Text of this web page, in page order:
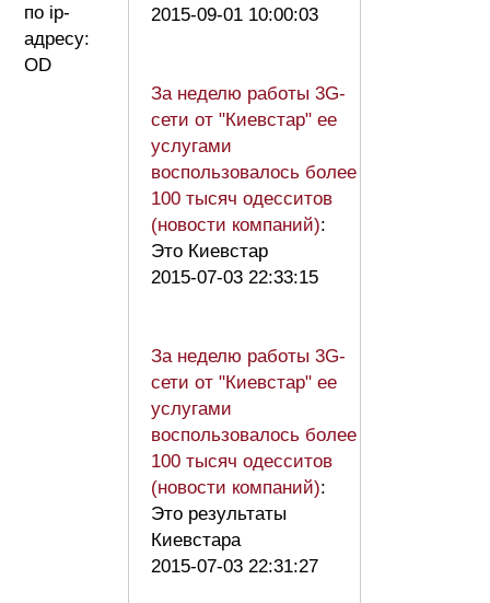
по ip-
адресу:
OD
2015-09-01 10:00:03
За неделю работы 3G-
сети от "Киевстар" ее
услугами
воспользовалось более
100 тысяч одесситов
(новости компаний):
Это Киевстар
2015-07-03 22:33:15
За неделю работы 3G-
сети от "Киевстар" ее
услугами
воспользовалось более
100 тысяч одесситов
(новости компаний):
Это результаты
Киевстара
2015-07-03 22:31:27